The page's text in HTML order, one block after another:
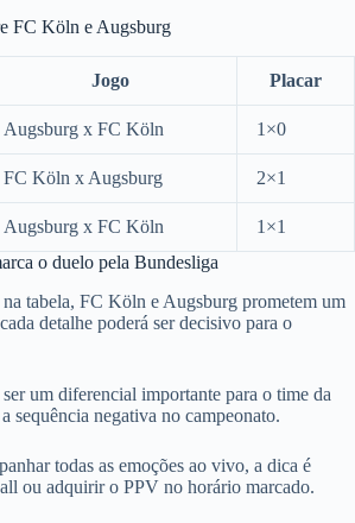
FC Köln e Augsburg
Jogo Placar
Augsburg x FC Köln 1×0
FC Köln x Augsburg 2×1
Augsburg x FC Köln
1×1
o duelo pela Bundesliga
tabela, FC Köln e Augsburg prometem um
detalhe poderá ser decisivo para o
um diferencial importante para o time da
sequência negativa no campeonato.
todas as emoções ao vivo, a dica é
ou adquirir o PPV no horário marcado.